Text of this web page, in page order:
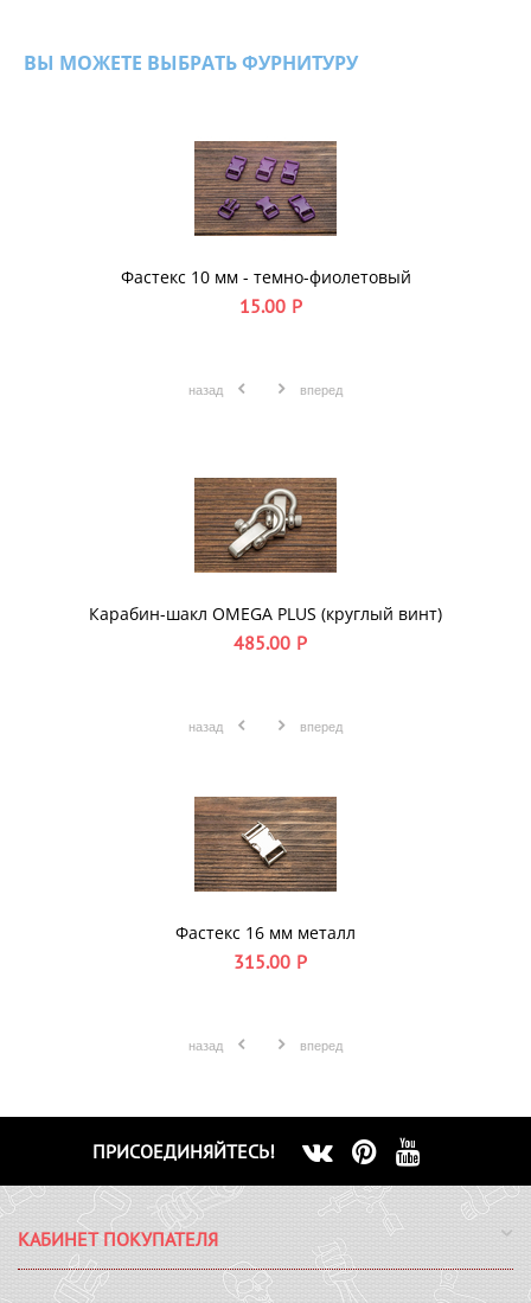
ВЫ МОЖЕТЕ ВЫБРАТЬ ФУРНИТУРУ
Фастекс 10 мм - темно-фиолетовый
15.00 Р
назад вперед
Карабин-шакл OMEGA PLUS (круглый винт)
485.00 Р
назад вперед
Фастекс 16 мм металл
315.00 Р
назад вперед
ПРИСОЕДИНЯЙТЕСЬ!
КАБИНЕТ ПОКУПАТЕЛЯ